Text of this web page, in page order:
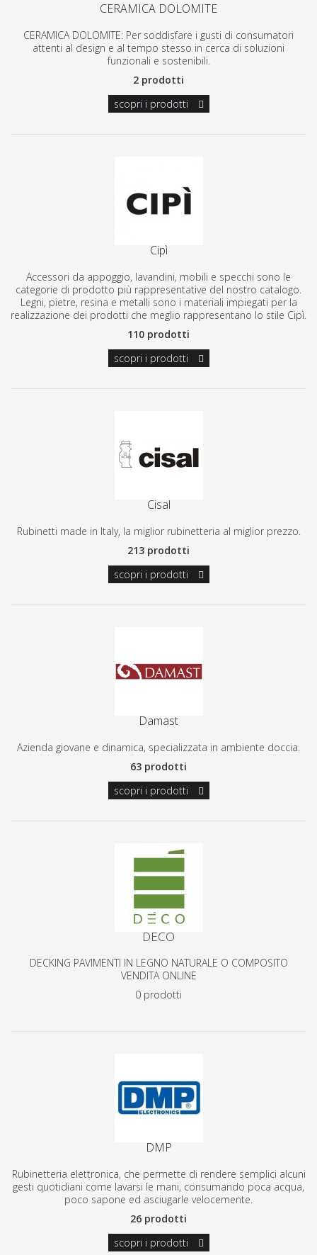
CERAMICA DOLOMITE
CERAMICA DOLOMITE: Per soddisfare i gusti di consumatori
attenti al design e al tempo stesso in cerca di soluzioni
funzionali e sostenibili.
2 prodotti
scopri i prodotti
Cipì
Accessori da appoggio, lavandini, mobili e specchi sono le
categorie di prodotto più rappresentative del nostro catalogo.
Legni, pietre, resina e metalli sono i materiali impiegati per la
realizzazione dei prodotti che meglio rappresentano lo stile Cipì.
110 prodotti
scopri i prodotti
Cisal
Rubinetti made in Italy, la miglior rubinetteria al miglior prezzo.
213 prodotti
scopri i prodotti
Damast
Azienda giovane e dinamica, specializzata in ambiente doccia.
63 prodotti
scopri i prodotti
DECO
DECKING PAVIMENTI IN LEGNO NATURALE O COMPOSITO
VENDITA ONLINE
0 prodotti
DMP
Rubinetteria elettronica, che permette di rendere semplici alcuni
gesti quotidiani come lavarsi le mani, consumando poca acqua,
poco sapone ed asciugarle velocemente.
26 prodotti
scopri i prodotti